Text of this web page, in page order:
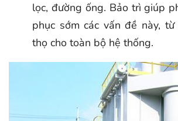
lọc, đường ống. Bảo trì giúp
phục sớm các vấn đề này,
thọ cho toàn bộ hệ thống.